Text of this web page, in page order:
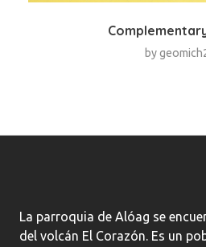
by
La parroquia de Alóag se
del volcán El Corazón. Es un